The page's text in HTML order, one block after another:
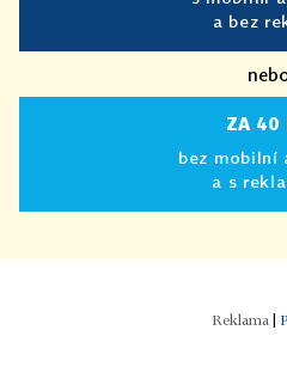
a bez
ZA 40
bez mobilní
a s